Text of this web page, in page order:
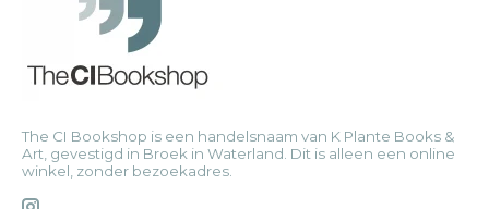
The CI Bookshop is een handelsnaam van K Plante Books &
Art, gevestigd in Broek in Waterland. Dit is alleen een online
winkel, zonder bezoekadres.